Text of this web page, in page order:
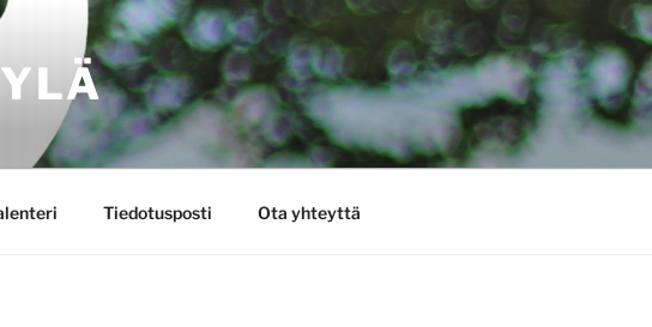
Tiedotusposti Ota yhteyttä